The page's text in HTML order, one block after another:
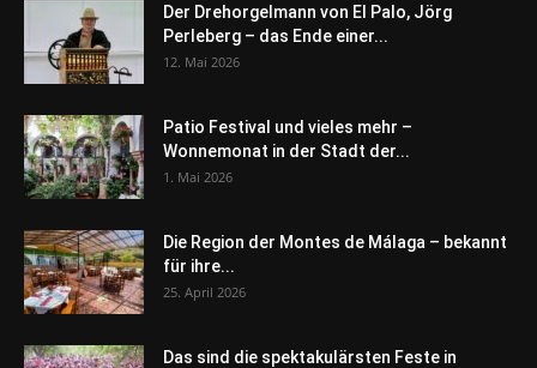
Der Drehorgelmann von El Palo, Jörg
Perleberg – das Ende einer...
12. Mai 2026
Patio Festival und vieles mehr –
Wonnemonat in der Stadt der...
1. Mai 2026
Die Region der Montes de Málaga – bekannt
für ihre...
25. April 2026
Das sind die spektakulärsten Feste in